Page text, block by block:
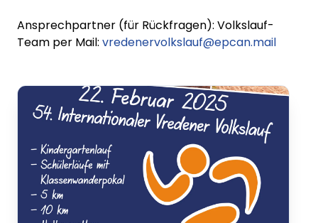
Ansprechpartner (für Rückfragen): Volkslauf-
Team per Mail: vredenervolkslauf@epcan.mail